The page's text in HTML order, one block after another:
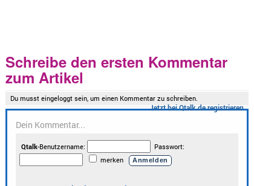
Schreibe den ersten Kommentar
zum Artikel